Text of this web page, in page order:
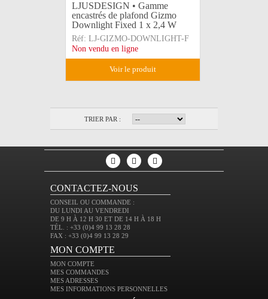
LJUSDESIGN • Gamme
encastrés de plafond Gizmo
Downlight Fixed 1 x 2,4 W
Réf: LJ-GIZMO-DOWNLIGHT-F
Non vendu en ligne
voir le produit
TRIER PAR :
CONTACTEZ-NOUS
CONSEIL OU COMMANDE :
DU LUNDI AU VENDREDI
DE 9 H À 12 H 30 ET DE 14 H À 18 H
TÉL. : +33 (0)4 99 13 28 28
FAX : +33 (0)4 99 13 28 29
MON COMPTE
MON COMPTE
MES COMMANDES
MES ADRESSES
MES INFORMATIONS PERSONNELLES